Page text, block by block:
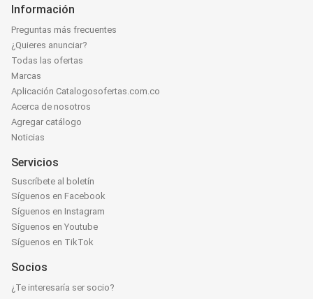
Información
Preguntas más frecuentes
¿Quieres anunciar?
Todas las ofertas
Marcas
Aplicación Catalogosofertas.com.co
Acerca de nosotros
Agregar catálogo
Noticias
Servicios
Suscríbete al boletín
Síguenos en Facebook
Síguenos en Instagram
Síguenos en Youtube
Síguenos en TikTok
Socios
¿Te interesaría ser socio?